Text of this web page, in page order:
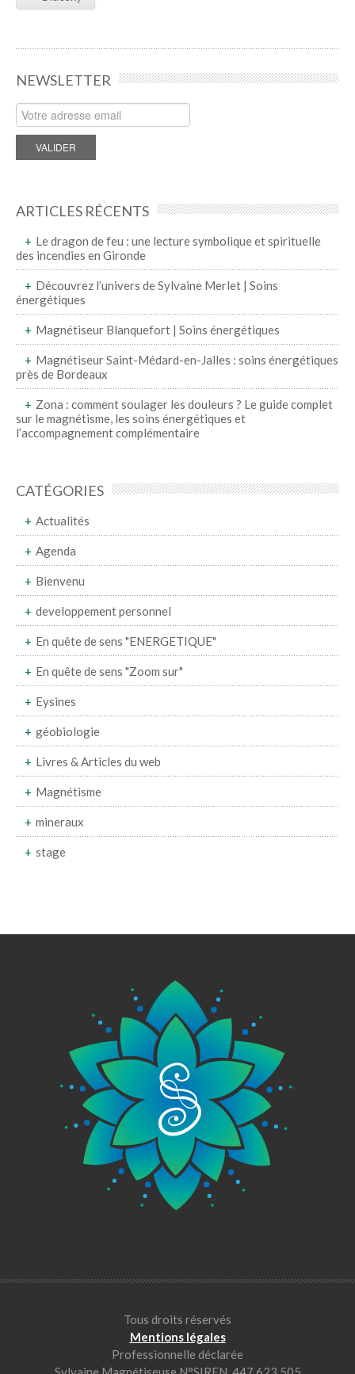
NEWSLETTER
ARTICLES RÉCENTS
Le dragon de feu : une lecture symbolique et spirituelle
des incendies en Gironde
Découvrez l’univers de Sylvaine Merlet | Soins
énergétiques
Magnétiseur Blanquefort | Soins énergétiques
Magnétiseur Saint-Médard-en-Jalles : soins énergétiques
près de Bordeaux
Zona : comment soulager les douleurs ? Le guide complet
sur le magnétisme, les soins énergétiques et
l’accompagnement complémentaire
CATÉGORIES
Actualités
Agenda
Bienvenu
developpement personnel
En quête de sens "ENERGETIQUE"
En quête de sens "Zoom sur"
Eysines
géobiologie
Livres & Articles du web
Magnétisme
mineraux
stage
Tous droits réservés
Mentions légales
Professionnelle déclarée